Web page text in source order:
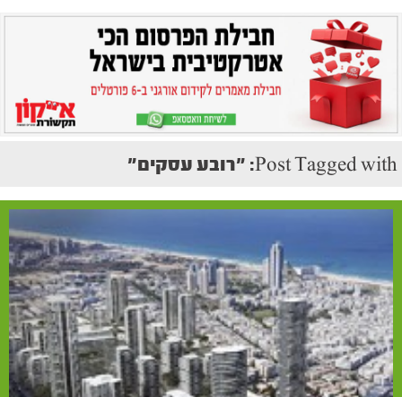
Post Tagged with: "רובע עסקים"